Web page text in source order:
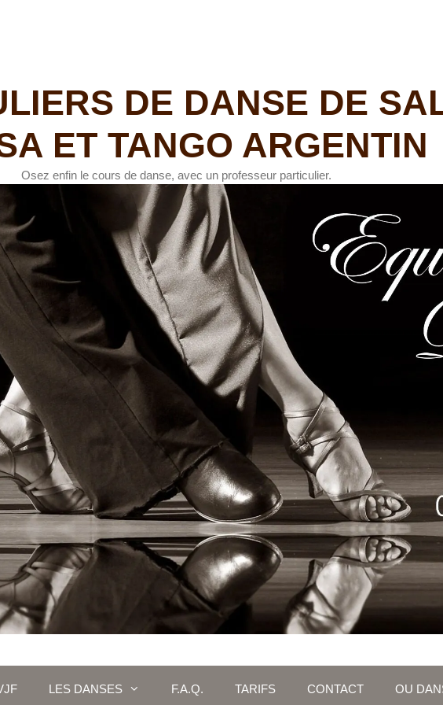
DE DANSE DE
ET TANGO ARGENTIN
Osez enfin le cours de danse, avec un professeur particulier.
LES DANSES F.A.Q. TARIFS CONTACT OU